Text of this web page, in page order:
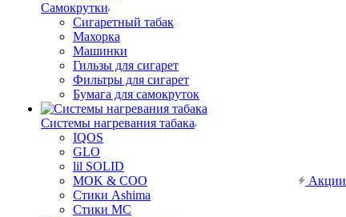
Самокрутки
Сигаретный табак
Махорка
Машинки
Гильзы для сигарет
Фильтры для сигарет
Бумага для самокруток
Системы нагревания табака
IQOS
GLO
lil SOLID
MOK & COO
Стики Ashima
Стики MC
Акции